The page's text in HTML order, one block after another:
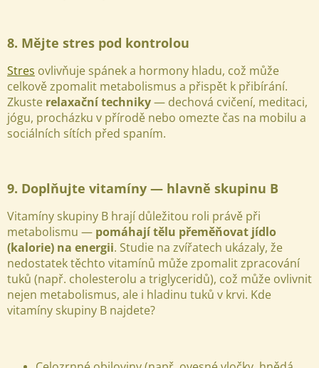
8. Mějte stres pod kontrolou
Stres ovlivňuje spánek a hormony hladu, což může
celkově zpomalit metabolismus a přispět k přibírání.
Zkuste relaxační techniky— dechová cvičení, meditaci,
jógu, procházku v přírodě nebo omezte čas na mobilu a
sociálních sítích před spaním.
9. Doplňujte vitamíny — hlavně skupinu B
Vitamíny skupiny B hrají důležitou roli právě při
metabolismu — pomáhají tělu přeměňovat jídlo
(kalorie) na energii. Studie na zvířatech ukázaly, že
nedostatek těchto vitamínů může zpomalit zpracování
tuků (např. cholesterolu a triglyceridů), což může ovlivnit
nejen metabolismus, ale i hladinu tuků v krvi. Kde
vitamíny skupiny B najdete?